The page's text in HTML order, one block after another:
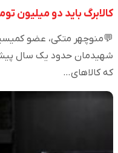
کالابرگ باید دو میلیون
💬منوچهر متکی، عضو
شهیدمان حدود یک سال پیش
که کالاهای…